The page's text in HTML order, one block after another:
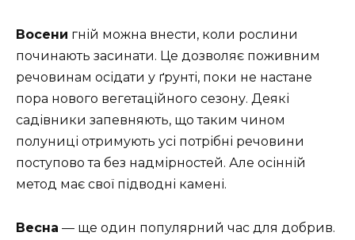
Восени гній можна внести, коли рослини
починають засинати. Це дозволяє поживним
речовинам осідати у ґрунті, поки не настане
пора нового вегетаційного сезону. Деякі
садівники запевняють, що таким чином
полуниці отримують усі потрібні речовини
поступово та без надмірностей. Але осінній
метод має свої підводні камені.
Весна — ще один популярний час для добрив.